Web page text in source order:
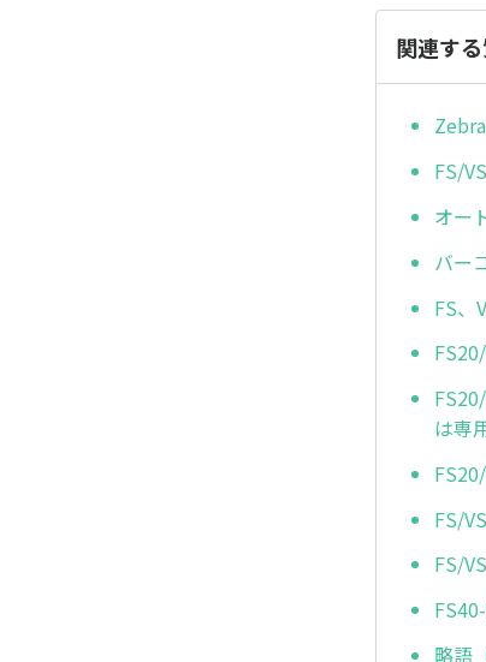
関連す
FS/
オー
バー
FS、
は専
FS/
FS/
略語